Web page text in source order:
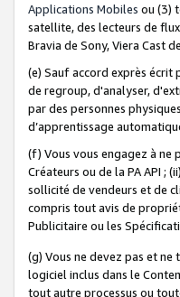
Applications Mobiles ou (3)
satellite, des lecteurs de
Bravia de Sony, Viera Cast
(e) Sauf accord exprès écrit
de regroup, d'analyser,
par des personnes
d’apprentissage
(f) Vous vous engagez à ne
Créateurs ou de la PA API ;
sollicité de vendeurs et de
compris tout avis de
Publicitaire ou les
(g) Vous ne devez pas et
logiciel inclus dans le
tout autre processus ou